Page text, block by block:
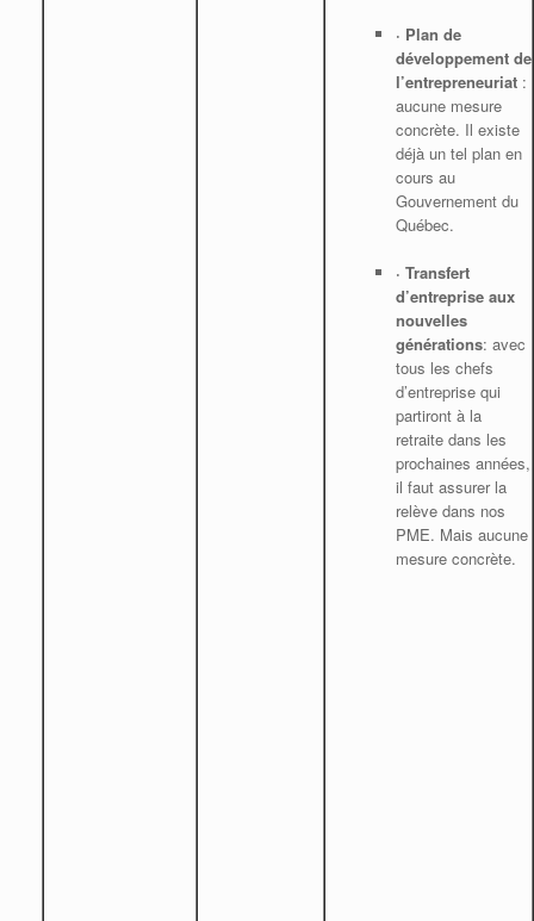
· Plan de
développement de
l’entrepreneuriat:
aucune mesure
concrète. Il existe
déjà un tel plan en
cours au
Gouvernement du
Québec.
· Transfert
d’entreprise aux
nouvelles
générations: avec
tous les chefs
d’entreprise qui
partiront à la
retraite dans les
prochaines années,
il faut assurer la
relève dans nos
PME. Mais aucune
mesure concrète.